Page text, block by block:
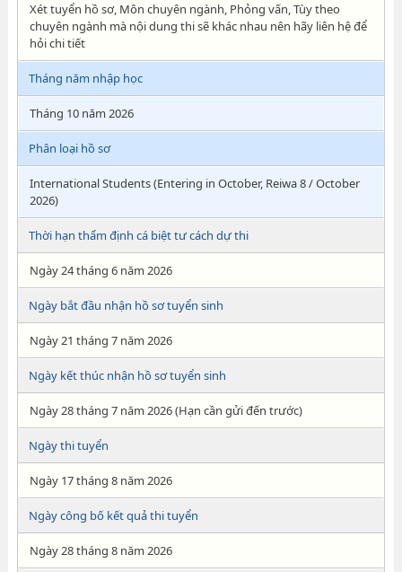
Xét tuyển hồ sơ, Môn chuyên ngành, Phỏng vấn, Tùy theo
chuyên ngành mà nội dung thi sẽ khác nhau nên hãy liên hệ để
hỏi chi tiết
Tháng năm nhập học
Tháng 10 năm 2026
Phân loại hồ sơ
International Students (Entering in October, Reiwa 8 / October
2026)
Thời hạn thẩm định cá biệt tư cách dự thi
Ngày 24 tháng 6 năm 2026
Ngày bắt đầu nhận hồ sơ tuyển sinh
Ngày 21 tháng 7 năm 2026
Ngày kết thúc nhận hồ sơ tuyển sinh
Ngày 28 tháng 7 năm 2026 (Hạn cần gửi đến trước)
Ngày thi tuyển
Ngày 17 tháng 8 năm 2026
Ngày công bố kết quả thi tuyển
Ngày 28 tháng 8 năm 2026